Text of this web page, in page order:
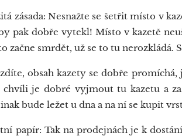
zásada: Nesnažte se šetřit místo v
pak dobře vytekl! Místo v kazetě
začne smrdět, už se to tu
obsah kazety se dobře
je dobré vyjmout tu kazetu a
bude ležet u dna a na ní se kupit
papír: Tak na prodejnách je k